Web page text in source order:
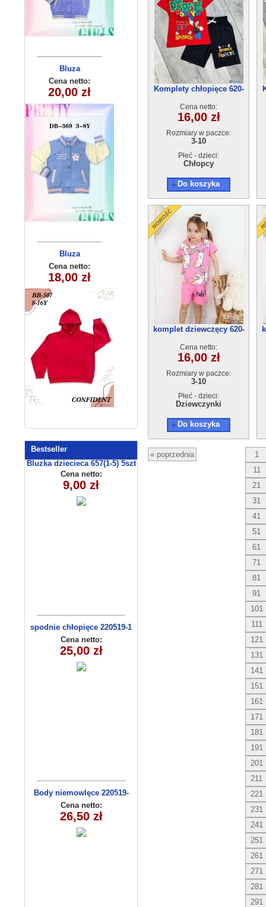
Bluza
dziecięca
290525-DB369
(3-8) 10szt
Cena netto:
20,00 zł
Bluza
dziecięca
290525-BB507
(8-16) 10szt
Cena netto:
18,00 zł
Bluzka
dziecięca
180626-9(4-14)
6szt
Cena netto:
15,00 zł
Komplet
niemowlęcy
5576 (9-24m)
4szt
Cena netto:
17,00 zł
Bestseller
Bluzka dziecieca 657(1-5) 5szt
Cena netto:
9,00 zł
spodnie chłopięce 220519-1
(1-6) 5szt
Cena netto:
25,00 zł
Body niemowlęce 220519-
14(56-74) 3szt
Cena netto:
26,50 zł
Komplety chłopięce 620-
Cena netto:
16,00 zł
Rozmiary w paczce:
3-10
Płeć - dzieci:
Chłopcy
Do koszyka
komplet dziewczęcy 620-
Cena netto:
16,00 zł
Rozmiary w paczce:
3-10
Płeć - dzieci:
Dziewczynki
Do koszyka
« poprzednia
1
11
21
31
41
51
61
71
81
91
101
111
121
131
141
151
161
171
181
191
201
211
221
231
241
251
261
271
281
291